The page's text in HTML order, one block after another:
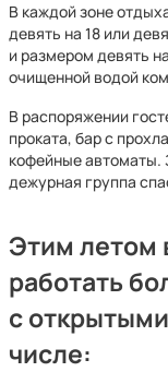
В каждой зоне
девять на 18 или
и размером девять
очищенной водой
В распоряжении
проката, бар с
кофейные автоматы.
дежурная группа
Этим летом
работать
с
числе: